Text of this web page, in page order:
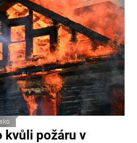
zplodin hoření, a proto byli
kvůli požáru v